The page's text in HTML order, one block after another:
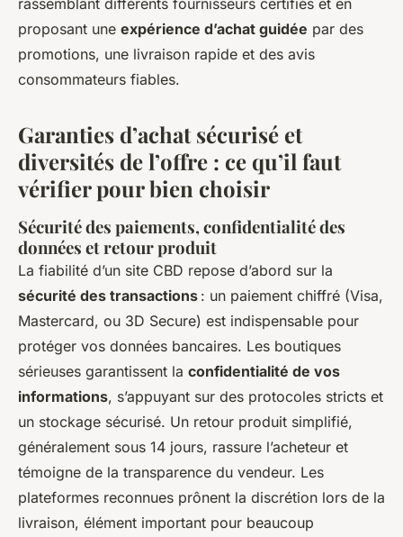
proposant une expérience d’achat guidée par des
promotions, une livraison rapide et des avis
consommateurs fiables.
Garanties d’achat sécurisé et
diversités de l’offre : ce qu’il faut
vérifier pour bien choisir
Sécurité des paiements, confidentialité des
données et retour produit
La fiabilité d’un site CBD repose d’abord sur la
sécurité des transactions : un paiement chiffré (Visa,
Mastercard, ou 3D Secure) est indispensable pour
protéger vos données bancaires. Les boutiques
sérieuses garantissent la confidentialité de vos
informations, s’appuyant sur des protocoles stricts et
un stockage sécurisé. Un retour produit simplifié,
généralement sous 14 jours, rassure l’acheteur et
témoigne de la transparence du vendeur. Les
plateformes reconnues prônent la discrétion lors de la
livraison, élément important pour beaucoup